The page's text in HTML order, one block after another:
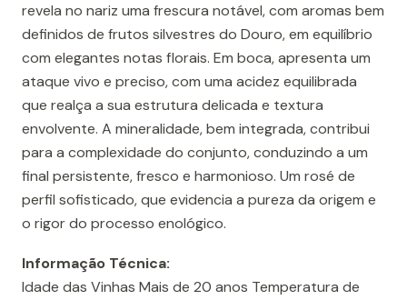
revela no nariz uma frescura notável, com aromas bem
definidos de frutos silvestres do Douro, em equilíbrio
com elegantes notas florais. Em boca, apresenta um
ataque vivo e preciso, com uma acidez equilibrada
que realça a sua estrutura delicada e textura
envolvente. A mineralidade, bem integrada, contribui
para a complexidade do conjunto, conduzindo a um
final persistente, fresco e harmonioso. Um rosé de
perfil sofisticado, que evidencia a pureza da origem e
o rigor do processo enológico.
Informação Técnica:
Idade das Vinhas Mais de 20 anos Temperatura de